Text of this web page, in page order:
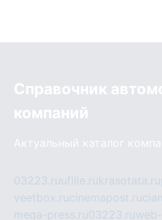
Справочник
компаний
Актуальный каталог
03223.ruufille.rukrasotata.ru
veetbox.rucinemapost.ru
mega-press.ru03223.ru